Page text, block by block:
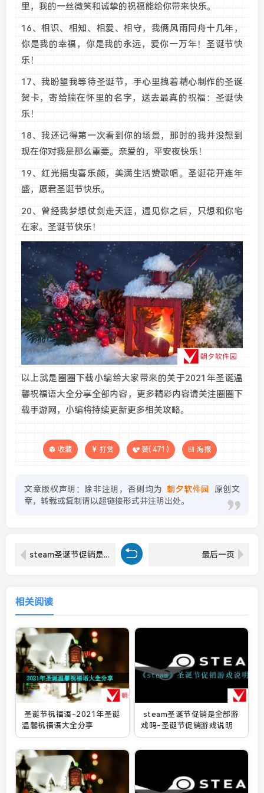
里，我的一丝微笑和诚挚的祝福能给你带来快乐。
16、相识、相知、相爱、相守，我俩风雨同舟十几年，
你是我的幸福，你是我的永远，爱你一万年！圣诞节快
乐！
17、我盼望我等待圣诞节，手心里拽着精心制作的圣诞
贺卡，寄给揣在怀里的名字，送去最真的祝福：圣诞快
乐！
18、我还记得第一次看到你的场景，那时的我并没想到
现在你对我是那么重要。亲爱的，平安夜快乐！
19、红光摇曳喜乐颜，美满生活赞歌唱。圣诞花开连年
盛，愿君圣诞节快乐。
20、曾经我梦想仗剑走天涯，遇见你之后，只想和你宅
在家。圣诞节快乐！
以上就是圈圈下载小编给大家带来的关于2021年圣诞温
馨祝福语大全分享全部内容，更多精彩内容请关注圈圈下
载手游网，小编将持续更新更多相关攻略。
收藏 打赏 赞( 471 ) 海报
文章版权声明：除非注明，否则均为 朝夕软件园
原创文
章，转载或复制请以超链接形式并注明出处。
steam圣诞节促销是全部游戏吗-圣诞节促销游戏说明 最后一页
相关阅读
圣诞节祝福语-2021年圣诞
温馨祝福语大全分享
steam圣诞节促销是全部游
戏吗-圣诞节促销游戏说明